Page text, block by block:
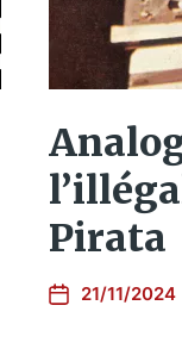
Pirata
21/11/2024